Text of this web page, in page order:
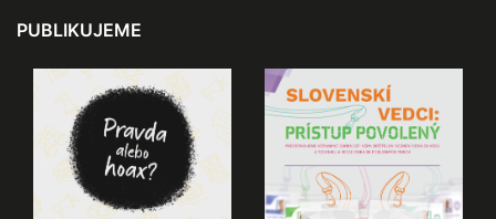
PUBLIKUJEME